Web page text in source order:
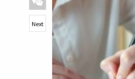
Next